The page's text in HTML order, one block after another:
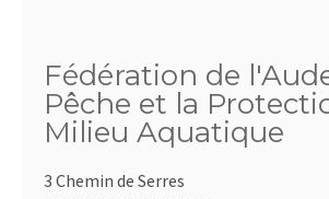
Fédération de
Pêche et la
Milieu Aquatique
3 Chemin de Serres